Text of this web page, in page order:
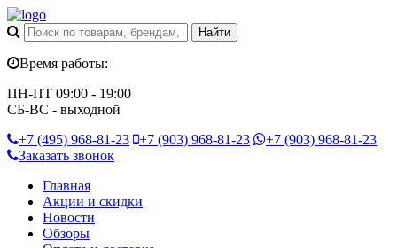
Время работы:
ПН-ПТ 09:00 - 19:00
СБ-ВС - выходной
+7 (495) 968-81-23 +7 (903) 968-81-23 +7 (903) 968-81-23
Заказать звонок
Главная
Акции и скидки
Новости
Обзоры